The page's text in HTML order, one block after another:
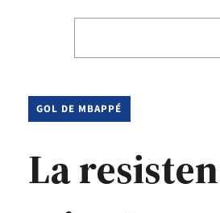
GOL DE MBAPPÉ
La